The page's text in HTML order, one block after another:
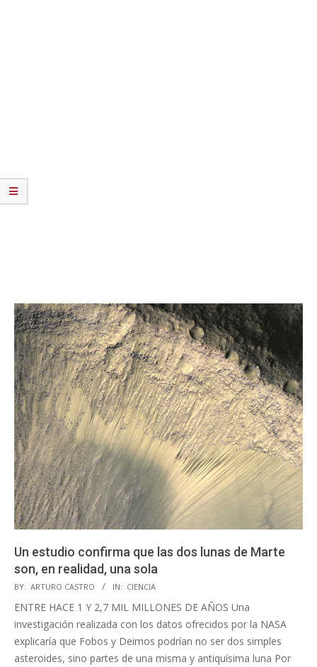
Un estudio confirma que las dos lunas de Marte
son, en realidad, una sola
2021-
03-
02
BY: ARTURO CASTRO IN: CIENCIA
ENTRE HACE 1 Y 2,7 MIL MILLONES DE AÑOS Una
investigación realizada con los datos ofrecidos por la NASA
explicaría que Fobos y Deimos podrían no ser dos simples
asteroides, sino partes de una misma y antiquísima luna Por